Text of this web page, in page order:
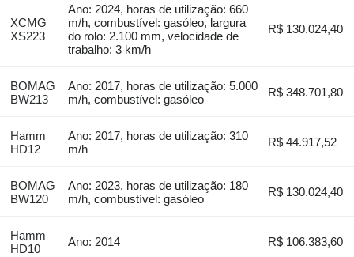
XCMG
XS223
Ano: 2024, horas de utilização: 660
m/h, combustível: gasóleo, largura
do rolo: 2.100 mm, velocidade de
trabalho: 3 km/h
R$ 130.024,40
BOMAG
BW213
Ano: 2017, horas de utilização: 5.000
m/h, combustível: gasóleo
R$ 348.701,80
Hamm
HD12
Ano: 2017, horas de utilização: 310
m/h
R$ 44.917,52
BOMAG
BW120
Ano: 2023, horas de utilização: 180
m/h, combustível: gasóleo
R$ 130.024,40
Hamm
HD10
Ano: 2014 R$ 106.383,60